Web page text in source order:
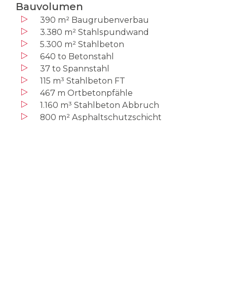
Bauvolumen
390 m² Baugrubenverbau
3.380 m² Stahlspundwand
5.300 m² Stahlbeton
640 to Betonstahl
37 to Spannstahl
115 m³ Stahlbeton FT
467 m Ortbetonpfähle
1.160 m³ Stahlbeton Abbruch
800 m² Asphaltschutzschicht